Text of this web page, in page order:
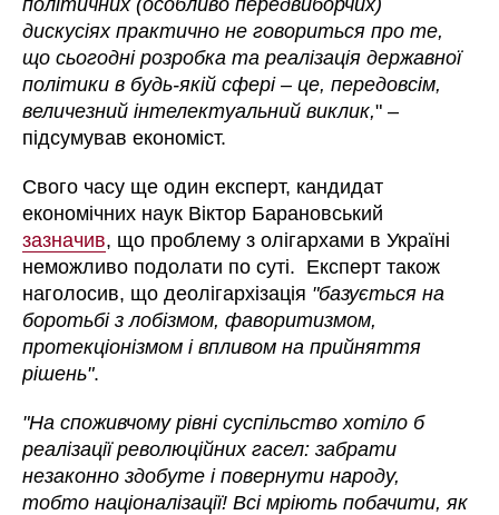
дискусіях практично не говориться про те,
що сьогодні розробка та реалізація державної
політики в будь-якій сфері – це, передовсім,
величезний інтелектуальний виклик,"–
підсумував економіст.
Свого часу ще один експерт, кандидат
економічних наук Віктор Барановський
зазначив, що проблему з олігархами в Україні
неможливо подолати по суті. Експерт також
наголосив, що деолігархізація "базується на
боротьбі з лобізмом, фаворитизмом,
протекціонізмом і впливом на прийняття
рішень".
"На споживчому рівні суспільство хотіло б
реалізації революційних гасел: забрати
незаконно здобуте і повернути народу,
тобто націоналізації! Всі мріють побачити, як